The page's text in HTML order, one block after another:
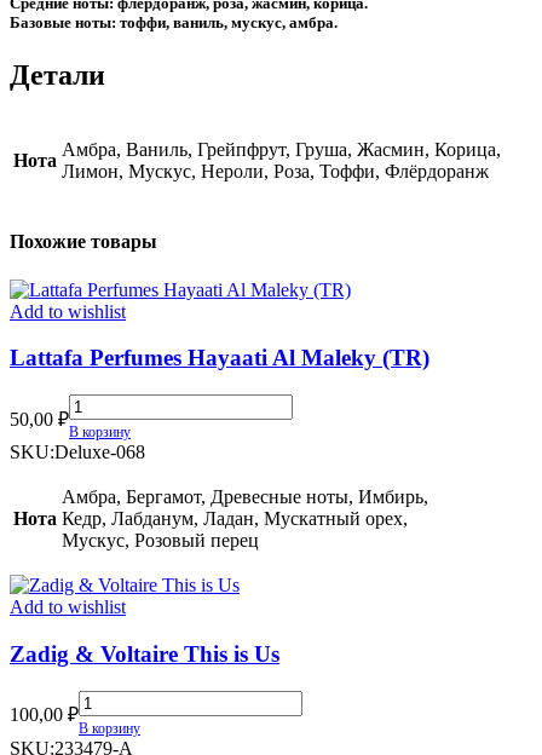
Базовые ноты: тоффи, ваниль, мускус, амбра.
Детали
Нота
Амбра, Ваниль, Грейпфрут, Груша, Жасмин, Корица,
Лимон, Мускус, Нероли, Роза, Тоффи, Флёрдоранж
Похожие товары
Add to wishlist
Lattafa Perfumes Hayaati Al Maleky (TR)
50,00 ₽
Lattafa
Perfumes
Hayaati
Maleky
(TR)
quantity
В корзину
SKU:Deluxe-068
Нота
Амбра, Бергамот, Древесные ноты, Имбирь,
Кедр, Лабданум, Ладан, Мускатный орех,
Мускус, Розовый перец
Add to wishlist
Zadig & Voltaire This is Us
100,00 ₽
Zadig
&
Voltaire
В корзину
SKU:233479-A